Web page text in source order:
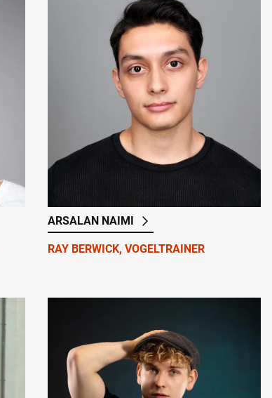
ARSALAN NAIMI
RAY BERWICK, VOGELTRAINER